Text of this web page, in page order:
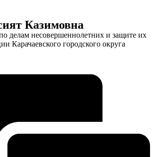
Казимовна
делам несовершеннолетних и защите их
Карачаевского городского округа